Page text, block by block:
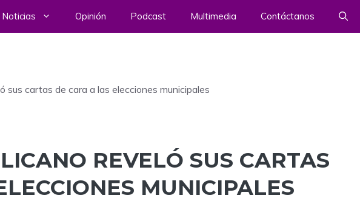
Noticias Opinión Podcast Multimedia Contáctanos
sus cartas de cara a las elecciones municipales
REVELÓ SUS CARTAS
MUNICIPALES